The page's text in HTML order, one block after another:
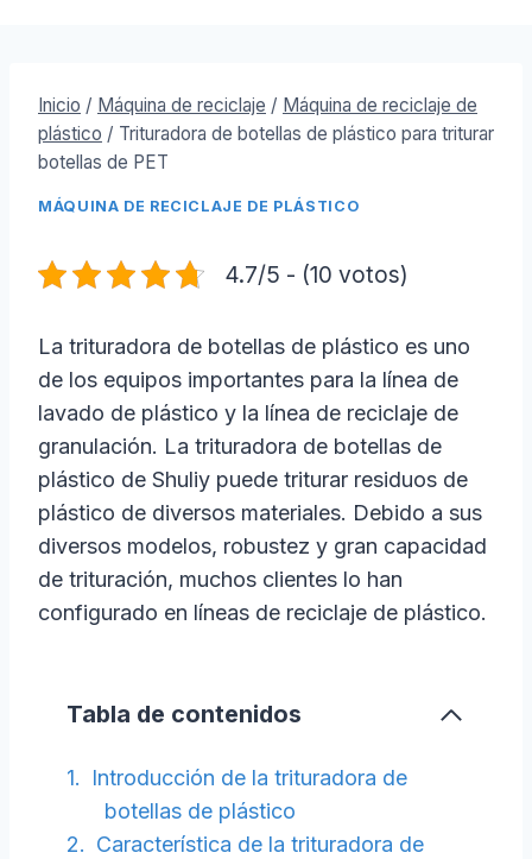
Inicio / Máquina de reciclaje / Máquina de reciclaje de
plástico / Trituradora de botellas de plástico para triturar
botellas de PET
MÁQUINA DE RECICLAJE DE PLÁSTICO
4.7/5 - (10 votos)
La trituradora de botellas de plástico es uno
de los equipos importantes para la línea de
lavado de plástico y la línea de reciclaje de
granulación. La trituradora de botellas de
plástico de Shuliy puede triturar residuos de
plástico de diversos materiales. Debido a sus
diversos modelos, robustez y gran capacidad
de trituración, muchos clientes lo han
configurado en líneas de reciclaje de plástico.
Tabla de contenidos
Introducción de la trituradora de
botellas de plástico
Característica de la trituradora de